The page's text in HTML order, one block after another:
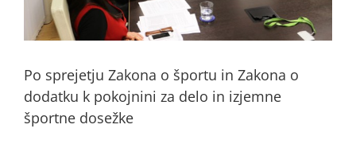
Po sprejetju Zakona o športu in Zakona o
dodatku k pokojnini za delo in izjemne
športne dosežke